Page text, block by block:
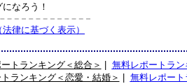
なろう！
律に基づく表示）
トランキング＜総合＞
無料レポートラ
ランキング＜恋愛・結婚＞
無料レポー